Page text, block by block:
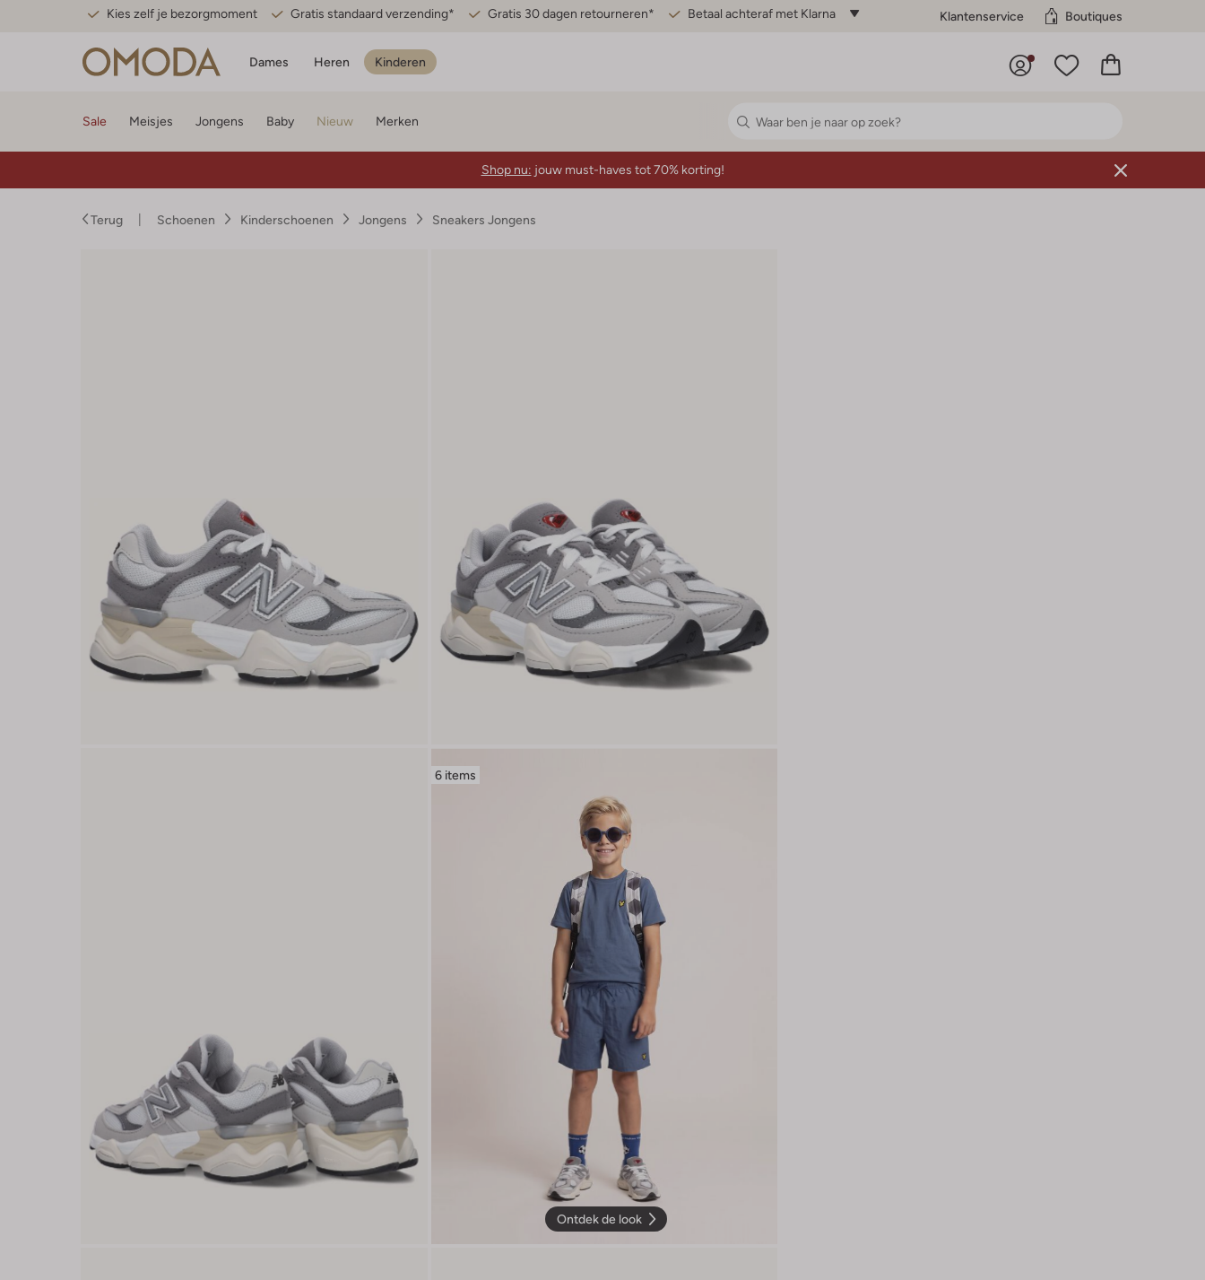
Kies zelf je bezorgmoment Gratis standaard verzending* Gratis 30 dagen retourneren* Betaal achteraf met Klarna Klantenservice Boutiques
Dames Heren Kinderen
Sale Meisjes Jongens Baby Nieuw Merken
Shop nu: jouw must-haves tot 70% korting!
Terug Schoenen Kinderschoenen Jongens Sneakers Jongens
6 items
Ontdek de look